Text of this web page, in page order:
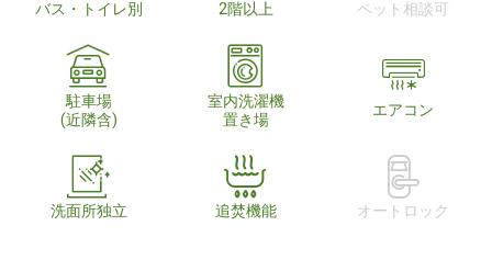
バス・トイレ別 2階以上 ペット相談可
駐車場
(近隣含)
室内洗濯機
置き場
エアコン
洗面所独立 追焚機能 オートロック